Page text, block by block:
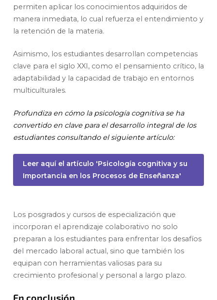
permiten aplicar los conocimientos adquiridos de
manera inmediata, lo cual refuerza el entendimiento y
la retención de la materia.
Asimismo, los estudiantes desarrollan competencias
clave para el siglo XXI, como el pensamiento crítico, la
adaptabilidad y la capacidad de trabajo en entornos
multiculturales.
Profundiza en cómo la psicología cognitiva se ha
convertido en clave para el desarrollo integral de los
estudiantes consultando el siguiente artículo:
Leer aquí el artículo 'Psicología cognitiva y su
Importancia en los Procesos de Enseñanza'
Los posgrados y cursos de especialización que
incorporan el aprendizaje colaborativo no solo
preparan a los estudiantes para enfrentar los desafíos
del mercado laboral actual, sino que también los
equipan con herramientas valiosas para su
crecimiento profesional y personal a largo plazo.